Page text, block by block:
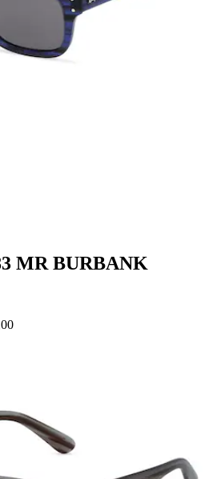
MR BURBANK